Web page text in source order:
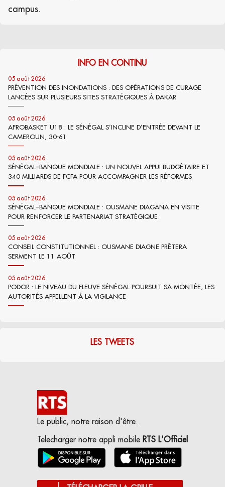
campus.
INFO EN CONTINU
05 août 2026
PRÉVENTION DES INONDATIONS : DES OPÉRATIONS DE CURAGE
LANCÉES SUR PLUSIEURS SITES STRATÉGIQUES À DAKAR
05 août 2026
AFROBASKET U18 : LE SÉNÉGAL S’INCLINE D’ENTRÉE DEVANT LE
CAMEROUN, 30-61
05 août 2026
SÉNÉGAL–BANQUE MONDIALE : UN NOUVEL APPUI BUDGÉTAIRE ET
340 MILLIARDS DE FCFA POUR ACCOMPAGNER LES RÉFORMES
05 août 2026
SÉNÉGAL–BANQUE MONDIALE : OUSMANE DIAGANA EN VISITE
POUR RENFORCER LE PARTENARIAT STRATÉGIQUE
05 août 2026
CONSEIL CONSTITUTIONNEL : OUSMANE DIAGNE PRÊTERA
SERMENT LE 11 AOÛT
05 août 2026
PODOR : LE NIVEAU DU FLEUVE SÉNÉGAL POURSUIT SA MONTÉE, LES
AUTORITÉS APPELLENT À LA VIGILANCE
LES TWEETS
Le public, notre raison d'être.
Telecharger notre appli mobile RTS L'Officiel